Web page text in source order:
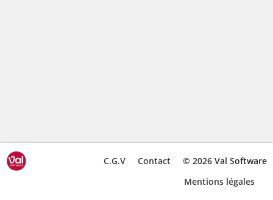
© 2026 Val Software
Contact
C.G.V
Mentions légales